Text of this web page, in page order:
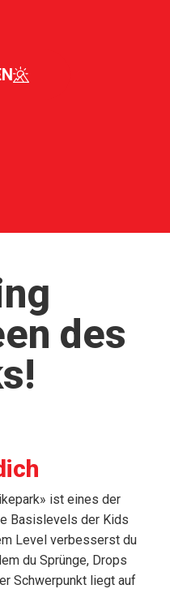
des
ist eines der
Basislevels der Kids
Level verbesserst du
du Sprünge, Drops
Schwerpunkt liegt auf